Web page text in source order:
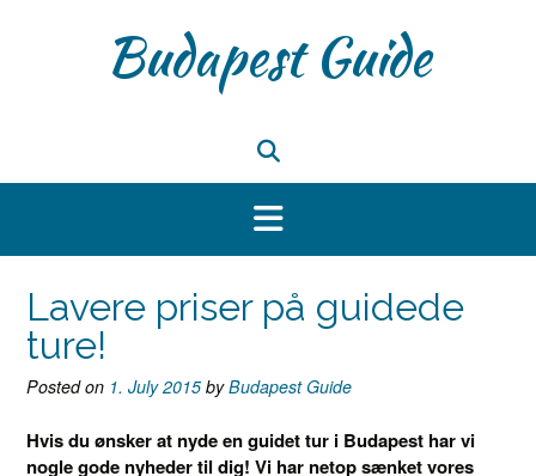
Budapest Guide
Lavere priser på guidede
ture!
Posted on 1. July 2015byBudapest Guide
Hvis du ønsker at nyde en guidet tur i Budapest har vi
nogle gode nyheder til dig! Vi har netop sænket vores